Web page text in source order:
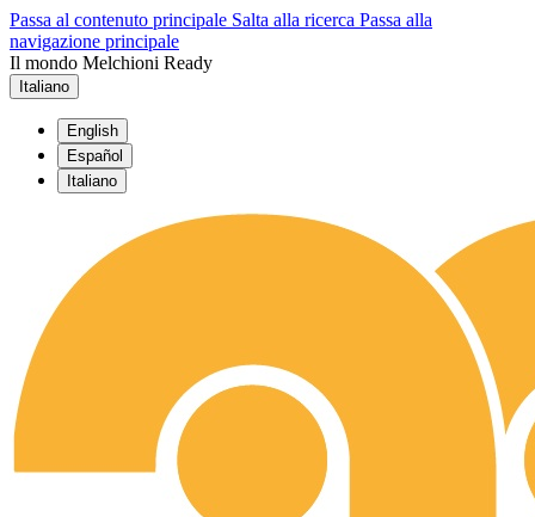
Passa al contenuto principale Salta alla ricerca Passa alla
navigazione principale
Il mondo Melchioni Ready
Italiano
English
Español
Italiano